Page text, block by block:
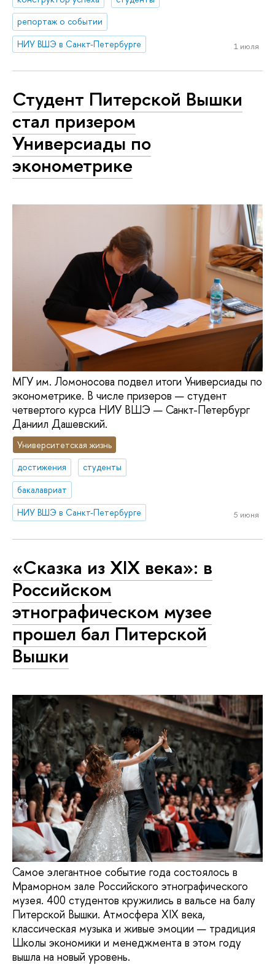
репортаж о событии
НИУ ВШЭ в Санкт-Петербурге
1 июля
Студент Питерской Вышки
стал призером
Универсиады по
эконометрике
МГУ им. Ломоносова подвел итоги Универсиады по
эконометрике. В числе призеров — студент
четвертого курса НИУ ВШЭ — Санкт-Петербург
Даниил Дашевский.
Университетская жизнь
достижения
студенты
бакалавриат
НИУ ВШЭ в Санкт-Петербурге
5 июня
«Сказка из XIX века»: в
Российском
этнографическом музее
прошел бал Питерской
Вышки
Самое элегантное событие года состоялось в
Мраморном зале Российского этнографического
музея. 400 студентов кружились в вальсе на балу
Питерской Вышки. Атмосфера XIX века,
классическая музыка и живые эмоции — традиция
Школы экономики и менеджмента в этом году
вышла на новый уровень.